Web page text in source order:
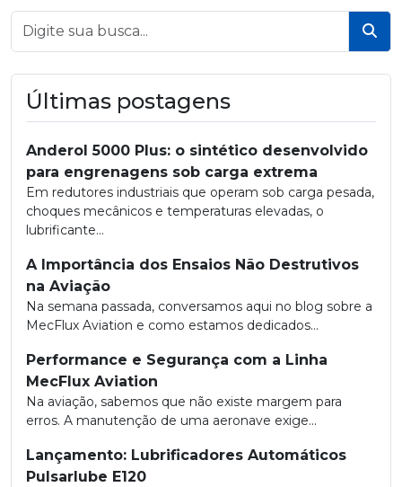
Últimas postagens
Anderol 5000 Plus: o sintético desenvolvido
para engrenagens sob carga extrema
Em redutores industriais que operam sob carga pesada,
choques mecânicos e temperaturas elevadas, o
lubrificante...
A Importância dos Ensaios Não Destrutivos
na Aviação
Na semana passada, conversamos aqui no blog sobre a
MecFlux Aviation e como estamos dedicados...
Performance e Segurança com a Linha
MecFlux Aviation
Na aviação, sabemos que não existe margem para
erros. A manutenção de uma aeronave exige...
Lançamento: Lubrificadores Automáticos
Pulsarlube E120